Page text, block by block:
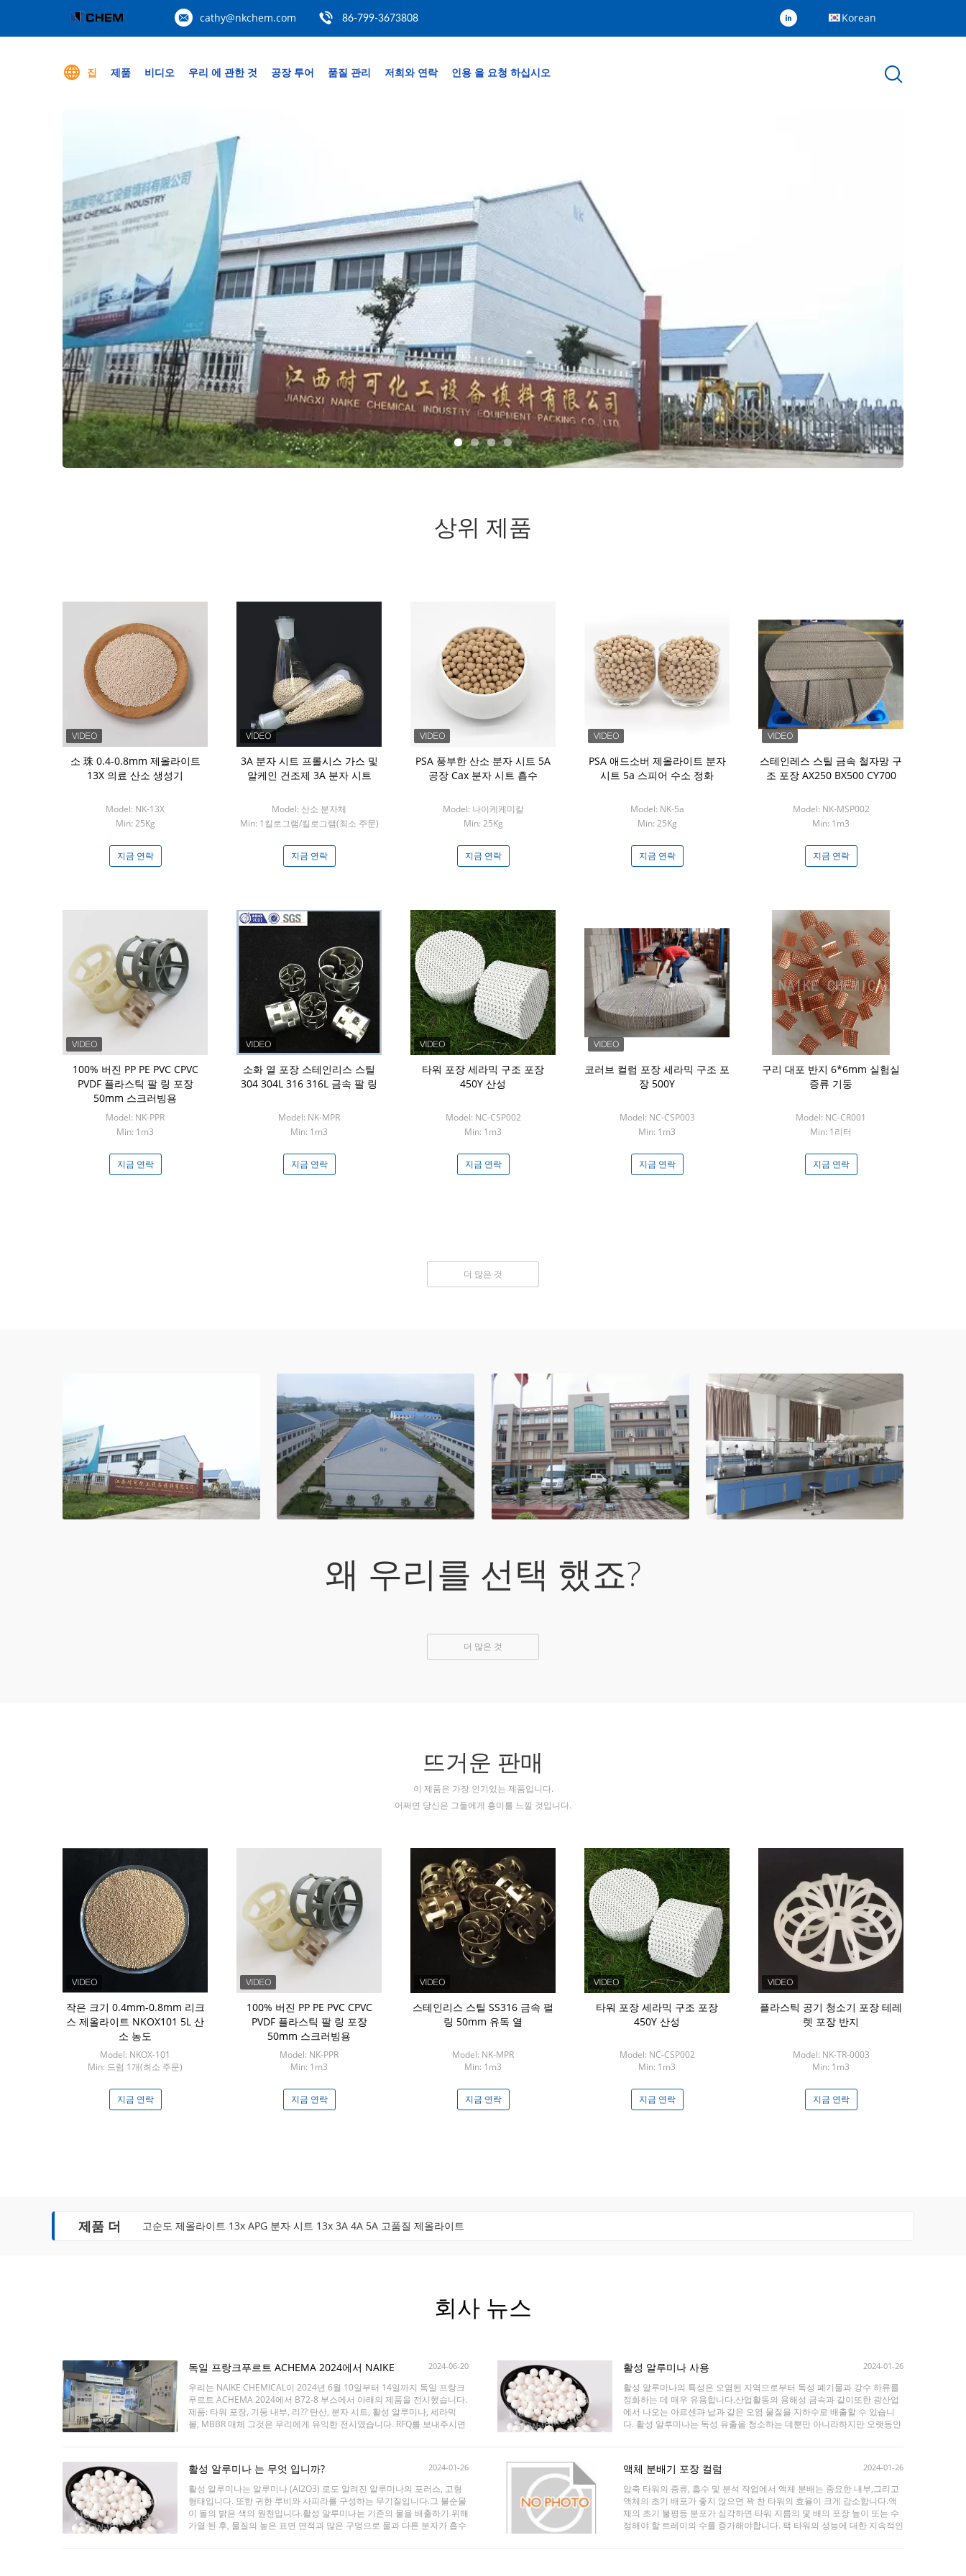
cathy@nkchem.com 86-799-3673808 Korean
집 제품 비디오 우리 에 관한 것 공장 투어 품질 관리 저희와 연락 인용 을 요청 하십시오
상위 제품
소 珠 0.4-0.8mm 제올라이트
13X 의료 산소 생성기
Model: NK-13X
Min: 25Kg
지금 연락
3A 분자 시트 프롤시스 가스 및
알케인 건조제 3A 분자 시트
Model: 산소 분자체
Min: 1킬로그램/킬로그램(최소 주문)
지금 연락
PSA 풍부한 산소 분자 시트 5A
공장 Cax 분자 시트 흡수
Model: 나이케케미칼
Min: 25Kg
지금 연락
PSA 애드소버 제올라이트 분자
시트 5a 스피어 수소 정화
Model: NK-5a
Min: 25Kg
지금 연락
스테인레스 스틸 금속 철자망 구
조 포장 AX250 BX500 CY700
Model: NK-MSP002
Min: 1m3
지금 연락
100% 버진 PP PE PVC CPVC
PVDF 플라스틱 팔 링 포장
50mm 스크러빙용
Model: NK-PPR
Min: 1m3
지금 연락
소화 열 포장 스테인리스 스틸
304 304L 316 316L 금속 팔 링
Model: NK-MPR
Min: 1m3
지금 연락
타워 포장 세라믹 구조 포장
450Y 산성
Model: NC-CSP002
Min: 1m3
지금 연락
코러브 컬럼 포장 세라믹 구조 포
장 500Y
Model: NC-CSP003
Min: 1m3
지금 연락
구리 대포 반지 6*6mm 실험실
증류 기둥
Model: NC-CR001
Min: 1리터
지금 연락
더 많은 것
왜 우리를 선택 했죠?
더 많은 것
뜨거운 판매
이 제품은 가장 인기있는 제품입니다.
어쩌면 당신은 그들에게 흥미를 느낄 것입니다.
작은 크기 0.4mm-0.8mm 리크
스 제올라이트 NKOX101 5L 산
소 농도
Model: NKOX-101
Min: 드럼 1개(최소 주문)
지금 연락
100% 버진 PP PE PVC CPVC
PVDF 플라스틱 팔 링 포장
50mm 스크러빙용
Model: NK-PPR
Min: 1m3
지금 연락
스테인리스 스틸 SS316 금속 펄
링 50mm 유독 열
Model: NK-MPR
Min: 1m3
지금 연락
타워 포장 세라믹 구조 포장
450Y 산성
Model: NC-CSP002
Min: 1m3
지금 연락
플라스틱 공기 청소기 포장 테레
렛 포장 반지
Model: NK-TR-0003
Min: 1m3
지금 연락
제품 더 고순도 제올라이트 13x APG 분자 시트 13x 3A 4A 5A 고품질 제올라이트
회사 뉴스
2024-06-20
독일 프랑크푸르트 ACHEMA 2024에서 NAIKE
CHEMICAL
우리는 NAIKE CHEMICAL이 2024년 6월 10일부터 14일까지 독일 프랑크
푸르트 ACHEMA 2024에서 B72-8 부스에서 아래의 제품을 전시했습니다.
제품: 타워 포장, 기둥 내부, 리?? 탄산, 분자 시트, 활성 알루미나, 세라믹
볼, MBBR 매체 그것은 우리에게 유익한 전시였습니다. RFQ를 보내주시면
2024-01-26
활성 알루미나 사용
활성 알루미나의 특성은 오염된 지역으로부터 독성 폐기물과 강수 하류를
정화하는 데 매우 유용합니다.산업활동의 용해성 금속과 같이또한 광산업
에서 나오는 아르센과 납과 같은 오염 물질을 지하수로 배출할 수 있습니
다. 활성 알루미나는 독성 유출을 청소하는 데뿐만 아니라하지만 오랫동안
2024-01-26
활성 알루미나 는 무엇 입니까?
활성 알루미나는 알루미나 (Al2O3) 로도 알려진 알루미나의 포러스, 고형
형태입니다. 또한 귀한 루비와 사피라를 구성하는 무기질입니다.그 불순물
이 돌의 밝은 색의 원천입니다.활성 알루미나는 기존의 물을 배출하기 위해
가열 된 후, 물질의 높은 표면 면적과 많은 구멍으로 물과 다른 분자가 흡수
2024-01-26
액체 분배기 포장 컬럼
압축 타워의 증류, 흡수 및 분석 작업에서 액체 분배는 중요한 내부,그리고
액체의 초기 배포가 좋지 않으면 꽉 찬 타워의 효율이 크게 감소합니다.액
체의 초기 불평등 분포가 심각하면 타워 지름의 몇 배의 포장 높이 또는 수
정해야 할 트레이의 수를 증가해야합니다. 팩 타워의 성능에 대한 지속적인